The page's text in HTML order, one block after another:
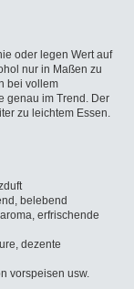
oder legen Wert auf
nur in Maßen zu
bei vollem
genau im Trend. Der
zu leichtem Essen.
belebend
erfrischende
dezente
vorspeisen usw.